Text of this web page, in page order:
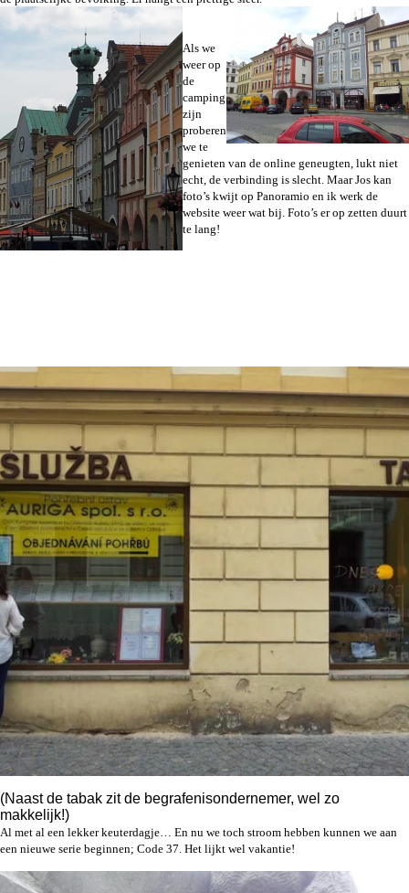
Als we
weer op
de
camping
zijn
proberen
we te
genieten van de online geneugten, lukt niet
echt, de verbinding is slecht. Maar Jos kan
foto’s kwijt op Panoramio en ik werk de
website weer wat bij. Foto’s er op zetten duurt
te lang!
(Naast de tabak zit de begrafenisondernemer, wel zo
makkelijk!)
Al met al een lekker keuterdagje… En nu we toch stroom hebben kunnen we aan
een nieuwe serie beginnen; Code 37. Het lijkt wel vakantie!